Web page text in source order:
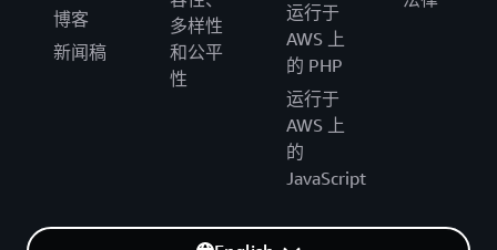
博客
新闻稿
多样性
和公平
性
运行于
AWS 上
的 PHP
运行于
AWS 上
的
JavaScript